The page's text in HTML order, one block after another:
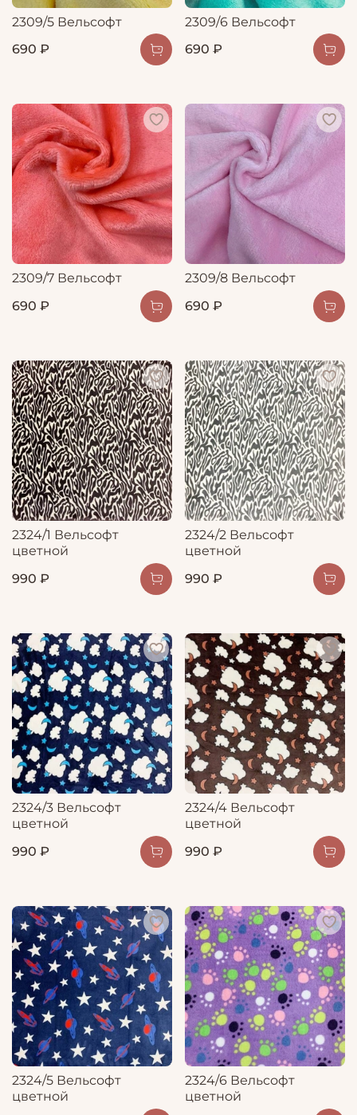
2309/5 Вельсофт
690 ₽
2309/6 Вельсофт
690 ₽
2309/7 Вельсофт
690 ₽
2309/8 Вельсофт
690 ₽
2324/1 Вельсофт
цветной
990 ₽
2324/2 Вельсофт
цветной
990 ₽
2324/3 Вельсофт
цветной
990 ₽
2324/4 Вельсофт
цветной
990 ₽
2324/5 Вельсофт
цветной
2324/6 Вельсофт
цветной